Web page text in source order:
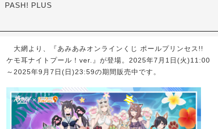
PASH! PLUS
大網より、『あみあみオンラインくじ ポールプリンセス!!
ケモ耳ナイトプール！ver.』が登場。2025年7月1日(火)11:00
～2025年9月7日(日)23:59の期間販売中です。